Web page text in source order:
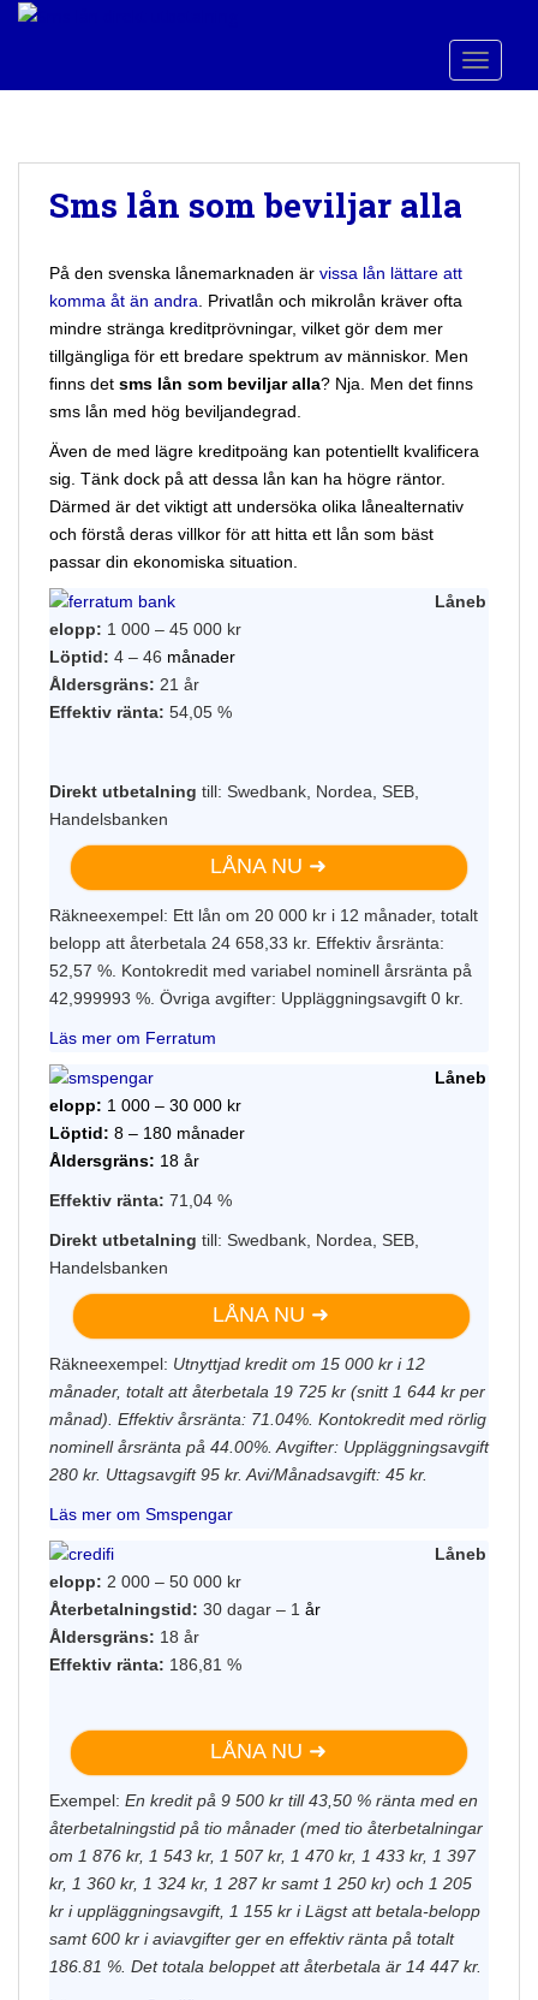
p
Sms lån som beviljar alla
På den svenska lånemarknaden är vissa lån lättare att
komma åt än andra . Privatlån och mikrolån kräver ofta
mindre stränga kreditprövningar, vilket gör dem mer
tillgängliga för ett bredare spektrum av människor. Men
finns det sms lån som beviljar alla? Nja. Men det finns
sms lån med hög beviljandegrad.
Även de med lägre kreditpoäng kan potentiellt kvalificera
sig. Tänk dock på att dessa lån kan ha högre räntor.
Därmed är det viktigt att undersöka olika lånealternativ
och förstå deras villkor för att hitta ett lån som bäst
passar din ekonomiska situation.
Låneb
elopp: 1 000 – 45 000 kr
Löptid: 4 – 46 månader
Åldersgräns: 21 år
Effektiv ränta: 54,05 %
Direkt utbetalning till: Swedbank, Nordea, SEB,
Handelsbanken
LÅNA NU ➜
Räkneexempel: Ett lån om 20 000 kr i 12 månader, totalt
belopp att återbetala 24 658,33 kr. Effektiv årsränta:
52,57 %. Kontokredit med variabel nominell årsränta på
42,999993 %. Övriga avgifter: Uppläggningsavgift 0 kr.
Läs mer om Ferratum
Låneb
elopp: 1 000 – 30 000 kr
Löptid: 8 – 180 månader
Åldersgräns: 18 år
Effektiv ränta: 71,04 %
Direkt utbetalning till: Swedbank, Nordea, SEB,
Handelsbanken
LÅNA NU ➜
Räkneexempel: Utnyttjad kredit om 15 000 kr i 12
månader, totalt att återbetala 19 725 kr (snitt 1 644 kr per
månad). Effektiv årsränta: 71.04%. Kontokredit med rörlig
nominell årsränta på 44.00%. Avgifter: Uppläggningsavgift
280 kr. Uttagsavgift 95 kr. Avi/Månadsavgift: 45 kr.
Läs mer om Smspengar
Låneb
elopp: 2 000 – 50 000 kr
Återbetalningstid: 30 dagar – 1 år
Åldersgräns: 18 år
Effektiv ränta: 186,81 %
LÅNA NU ➜
Exempel: En kredit på 9 500 kr till 43,50 % ränta med en
återbetalningstid på tio månader (med tio återbetalningar
om 1 876 kr, 1 543 kr, 1 507 kr, 1 470 kr, 1 433 kr, 1 397
kr, 1 360 kr, 1 324 kr, 1 287 kr samt 1 250 kr) och 1 205
kr i uppläggningsavgift, 1 155 kr i Lägst att betala-belopp
samt 600 kr i aviavgifter ger en effektiv ränta på totalt
186.81 %. Det totala beloppet att återbetala är 14 447 kr.